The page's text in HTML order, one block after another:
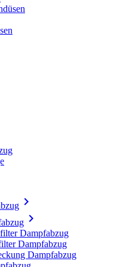


Dampfabzug
Dampfabzug
Dampfabzug